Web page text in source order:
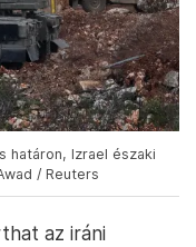
határon, Izrael északi
/ Reuters
az iráni